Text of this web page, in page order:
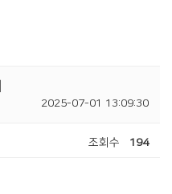
2025-07-01 13:09:30
조회수 194